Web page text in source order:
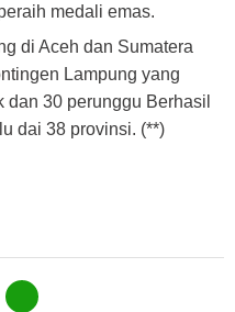
medali emas.
di Aceh dan Sumatera
Lampung yang
dan 30 perunggu Berhasil
dai 38 provinsi. (**)